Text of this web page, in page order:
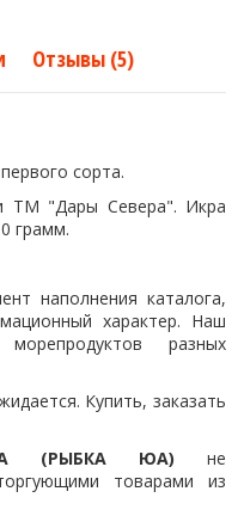
Отзывы (5)
сорта.
ТМ "Дары Севера". Икра
грамм.
наполнения каталога,
характер. Наш
разных
Купить, заказать
(РЫБКА ЮА) не
товарами из